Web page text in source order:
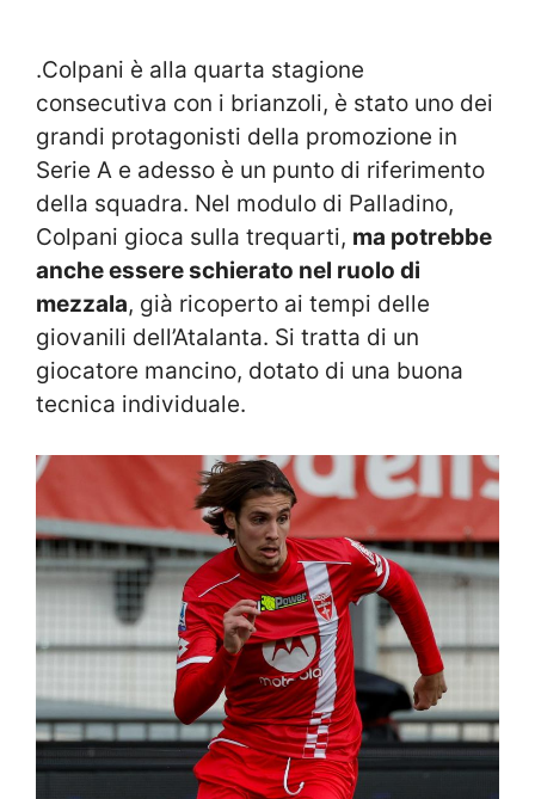
.Colpani è alla quarta stagione
consecutiva con i brianzoli, è stato uno dei
grandi protagonisti della promozione in
Serie A e adesso è un punto di riferimento
della squadra. Nel modulo di Palladino,
Colpani gioca sulla trequarti, ma potrebbe
anche essere schierato nel ruolo di
mezzala, già ricoperto ai tempi delle
giovanili dell’Atalanta. Si tratta di un
giocatore mancino, dotato di una buona
tecnica individuale.